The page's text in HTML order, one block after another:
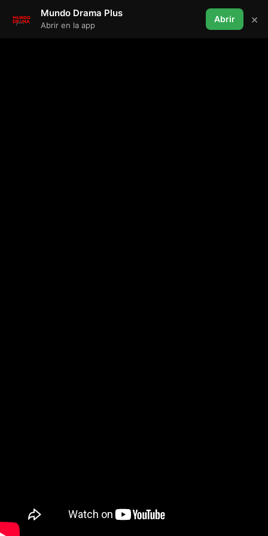
Mundo Drama Plus
Abrir en la app
Abrir ×